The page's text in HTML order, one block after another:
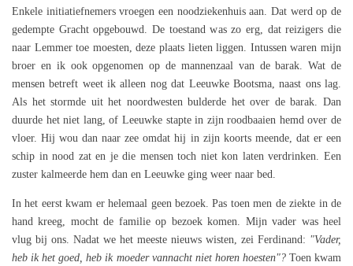
Enkele initiatiefnemers vroegen een noodziekenhuis aan. Dat werd op de
gedempte Gracht opgebouwd. De toestand was zo erg, dat reizigers die
naar Lemmer toe moesten, deze plaats lieten liggen. Intussen waren mijn
broer en ik ook opgenomen op de mannenzaal van de barak. Wat de
mensen betreft weet ik alleen nog dat Leeuwke Bootsma, naast ons lag.
Als het stormde uit het noordwesten bulderde het over de barak. Dan
duurde het niet lang, of Leeuwke stapte in zijn roodbaaien hemd over de
vloer. Hij wou dan naar zee omdat hij in zijn koorts meende, dat er een
schip in nood zat en je die mensen toch niet kon laten verdrinken. Een
zuster kalmeerde hem dan en Leeuwke ging weer naar bed.
In het eerst kwam er helemaal geen bezoek. Pas toen men de ziekte in de
hand kreeg, mocht de familie op bezoek komen. Mijn vader was heel
vlug bij ons. Nadat we het meeste nieuws wisten, zei Ferdinand: "Vader,
heb ik het goed, heb ik moeder vannacht niet horen hoesten"?Toen kwam